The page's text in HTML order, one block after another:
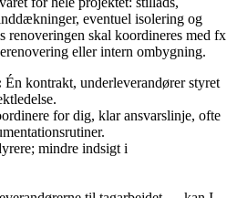
eventuel isolering og
renoveringen skal koordineres med fx
eller intern ombygning.
Én kontrakt, underleverandører styret
for dig, klar ansvarslinje, ofte
mindre indsigt i